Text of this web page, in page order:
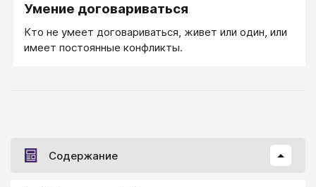
чтобы жена была более ласковой, нежной и
Умение договариваться
Кто не умеет договариваться, живет или один, или
имеет постоянные конфликты.
Содержание